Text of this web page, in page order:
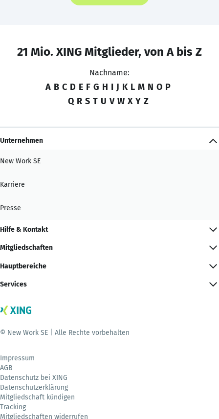
21 Mio. XING Mitglieder, von A bis Z
Nachname:
A B C D E F G H I J K L M N O P
Q R S T U V W X Y Z
Unternehmen
New Work SE
Karriere
Presse
Hilfe & Kontakt
Mitgliedschaften
Hauptbereiche
Services
© New Work SE | Alle Rechte vorbehalten
Impressum
AGB
Datenschutz bei XING
Datenschutzerklärung
Mitgliedschaft kündigen
Tracking
Mitgliedschaften widerrufen